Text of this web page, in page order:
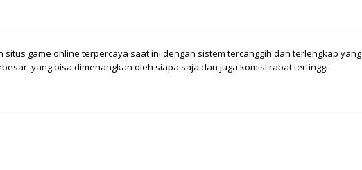
situs game online terpercaya saat ini dengan sistem tercanggih dan terlengkap yang
yang bisa dimenangkan oleh siapa saja dan juga komisi rabat tertinggi.